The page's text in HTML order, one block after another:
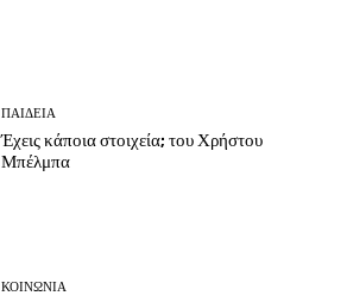
ΠΑΙΔΕΙΑ
Έχεις κάποια στοιχεία; του Χρήστου
Μπέλμπα
ΚΟΙΝΩΝΙΑ